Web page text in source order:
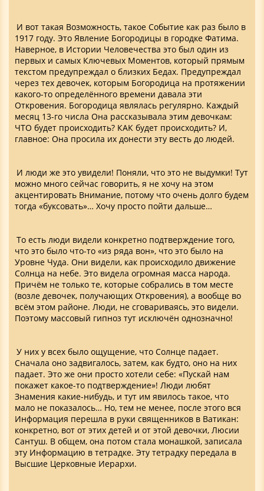
И вот такая Возможность, такое Событие как раз было в
1917 году. Это Явление Богородицы в городке Фатима.
Наверное, в Истории Человечества это был один из
первых и самых Ключевых Моментов, который прямым
текстом предупреждал о близких Бедах. Предупреждал
через тех девочек, которым Богородица на протяжении
какого-то определённого времени давала эти
Откровения. Богородица являлась регулярно. Каждый
месяц 13-го числа Она рассказывала этим девочкам:
ЧТО будет происходить? КАК будет происходить? И,
главное: Она просила их донести эту весть до людей.
И люди же это увидели! Поняли, что это не выдумки! Тут
можно много сейчас говорить, я не хочу на этом
акцентировать Внимание, потому что очень долго будем
тогда «буксовать»… Хочу просто пойти дальше…
То есть люди видели конкретно подтверждение того,
что это было что-то «из ряда вон», что это было на
Уровне Чуда. Они видели, как происходило движение
Солнца на небе. Это видела огромная масса народа.
Причём не только те, которые собрались в том месте
(возле девочек, получающих Откровения), а вообще во
всём этом районе. Люди, не сговариваясь, это видели.
Поэтому массовый гипноз тут исключён однозначно!
У них у всех было ощущение, что Солнце падает.
Сначала оно задвигалось, затем, как будто, оно на них
падает. Это же они просто хотели себе: «Пускай нам
покажет какое-то подтверждение»! Люди любят
Знамения какие-нибудь, и тут им явилось такое, что
мало не показалось… Но, тем не менее, после этого вся
Информация перешла в руки священников в Ватикан:
конкретно, вот от этих детей и от этой девочки, Люсии
Сантуш. В общем, она потом стала монашкой, записала
эту Информацию в тетрадке. Эту тетрадку передала в
Высшие Церковные Иерархи.